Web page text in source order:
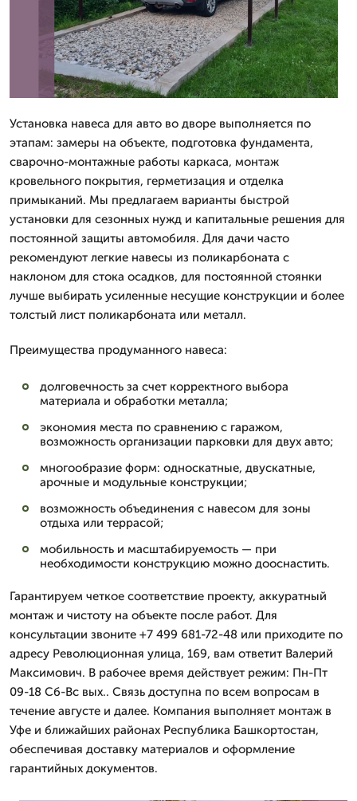
Установка навеса для авто во дворе выполняется по
этапам: замеры на объекте, подготовка фундамента,
сварочно-монтажные работы каркаса, монтаж
кровельного покрытия, герметизация и отделка
примыканий. Мы предлагаем варианты быстрой
установки для сезонных нужд и капитальные решения для
постоянной защиты автомобиля. Для дачи часто
рекомендуют легкие навесы из поликарбоната с
наклоном для стока осадков, для постоянной стоянки
лучше выбирать усиленные несущие конструкции и более
толстый лист поликарбоната или металл.
Преимущества продуманного навеса:
долговечность за счет корректного выбора
материала и обработки металла;
экономия места по сравнению с гаражом,
возможность организации парковки для двух авто;
многообразие форм: односкатные, двускатные,
арочные и модульные конструкции;
возможность объединения с навесом для зоны
отдыха или террасой;
мобильность и масштабируемость — при
необходимости конструкцию можно дооснастить.
Гарантируем четкое соответствие проекту, аккуратный
монтаж и чистоту на объекте после работ. Для
консультации звоните +7 499 681-72-48 или приходите по
адресу Революционная улица, 169, вам ответит Валерий
Максимович. В рабочее время действует режим: Пн-Пт
09-18 Сб-Вс вых.. Связь доступна по всем вопросам в
течение августе и далее. Компания выполняет монтаж в
Уфе и ближайших районах Республика Башкортостан,
обеспечивая доставку материалов и оформление
гарантийных документов.